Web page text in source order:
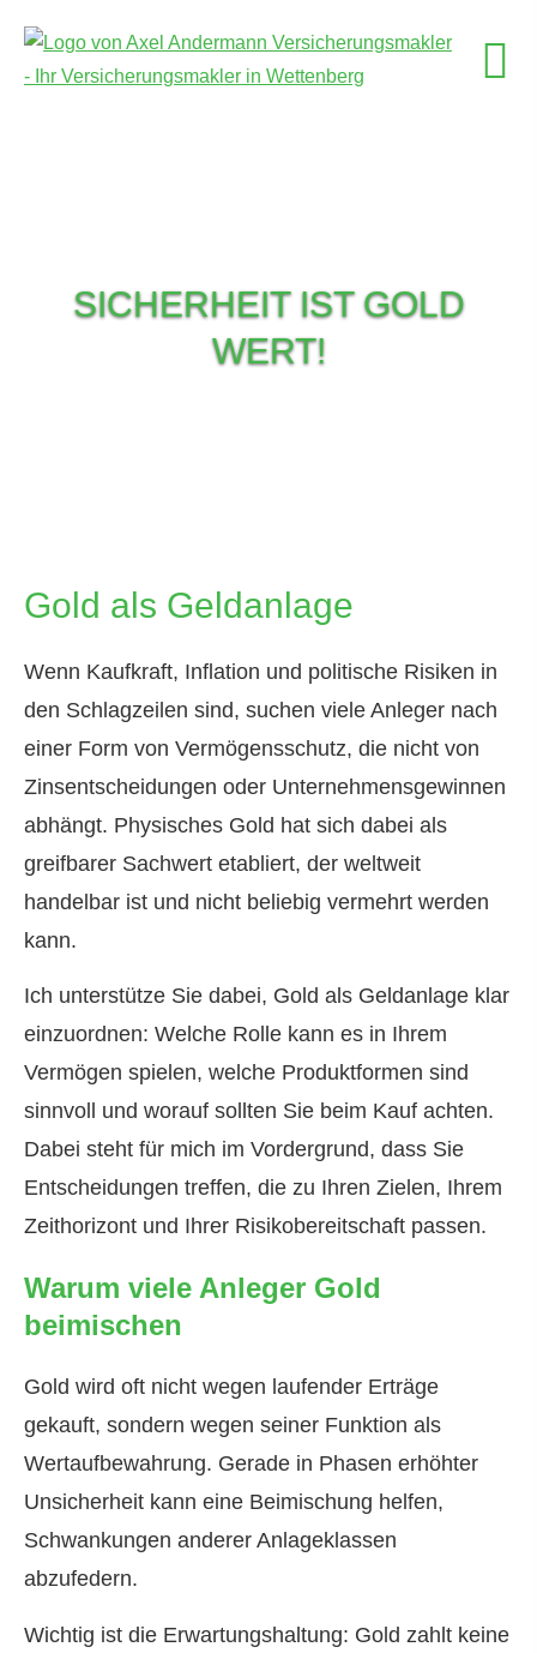
SICHERHEIT IST GOLD
WERT!
Gold als Geldanlage
Wenn Kaufkraft, Inflation und politische Risiken in
den Schlagzeilen sind, suchen viele Anleger nach
einer Form von Vermögensschutz, die nicht von
Zinsentscheidungen oder Unternehmensgewinnen
abhängt. Physisches Gold hat sich dabei als
greifbarer Sachwert etabliert, der weltweit
handelbar ist und nicht beliebig vermehrt werden
kann.
Ich unterstütze Sie dabei, Gold als Geldanlage klar
einzuordnen: Welche Rolle kann es in Ihrem
Vermögen spielen, welche Produktformen sind
sinnvoll und worauf sollten Sie beim Kauf achten.
Dabei steht für mich im Vordergrund, dass Sie
Entscheidungen treffen, die zu Ihren Zielen, Ihrem
Zeithorizont und Ihrer Risikobereitschaft passen.
Warum viele Anleger Gold
beimischen
Gold wird oft nicht wegen laufender Erträge
gekauft, sondern wegen seiner Funktion als
Wertaufbewahrung. Gerade in Phasen erhöhter
Unsicherheit kann eine Beimischung helfen,
Schwankungen anderer Anlageklassen
abzufedern.
Wichtig ist die Erwartungshaltung: Gold zahlt keine